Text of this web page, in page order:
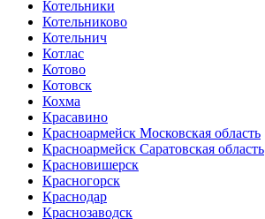
Котельники
Котельниково
Котельнич
Котлас
Котово
Котовск
Кохма
Красавино
Красноармейск Московская область
Красноармейск Саратовская область
Красновишерск
Красногорск
Краснодар
Краснозаводск